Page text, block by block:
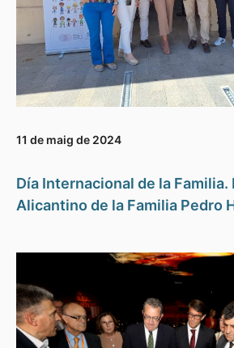
11 de maig de 2024
Día Internacional de la
Alicantino de la Familia Pedro